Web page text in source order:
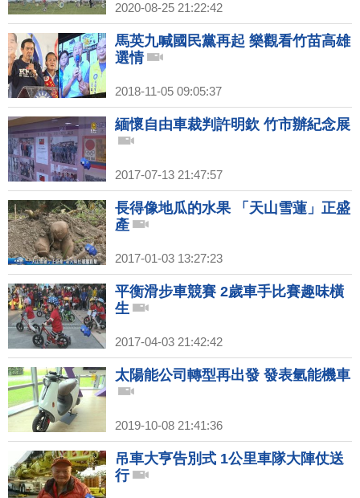
2020-08-25 21:22:42
馬英九喊國民黨再起 樂觀看竹苗高雄
選情
2018-11-05 09:05:37
緬懷自由車裁判許明欽 竹市辦紀念展
2017-07-13 21:47:57
長得像地瓜的水果 「天山雪蓮」正盛
產
2017-01-03 13:27:23
平衡滑步車競賽 2歲車手比賽趣味橫
生
2017-04-03 21:42:42
太陽能公司轉型再出發 發表氫能機車
2019-10-08 21:41:36
吊車大亨告別式 1公里車隊大陣仗送
行